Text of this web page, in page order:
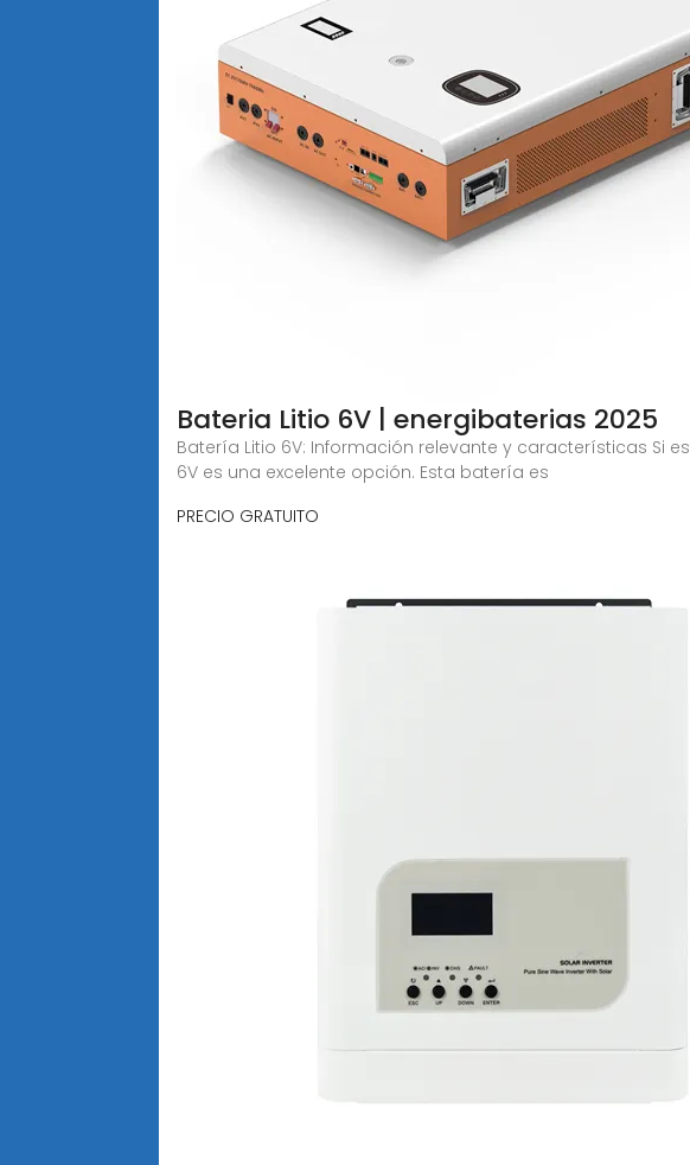
Bateria Litio 6V | energibaterias 2025
Batería Litio 6V: Información relevante y características Si
6V es una excelente opción. Esta batería es
PRECIO GRATUITO